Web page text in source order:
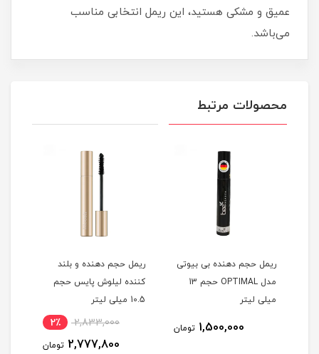
عمیق و مشکی هستید، این ریمل انتخابی مناسب
می‌باشد.
محصولات مرتبط
ریمل حجم دهنده بی بیوتی
مدل OPTIMAL حجم 13
میلی لیتر
1,500,000 تومان
ریمل حجم دهنده و بلند
کننده لیلوش پایس حجم
10.5 میلی لیتر
2,833,000 2٪
2,777,800 تومان